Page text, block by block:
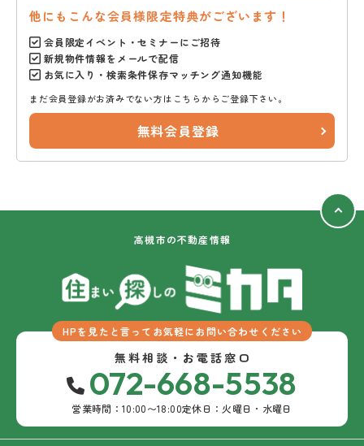
他にもこんな会員様限定特典がございます！
会員限定イベント・セミナーにご招待
新規物件情報をメールで配信
お気に入り・検索条件保存マッチング通知機能
まだ会員登録がお済みでない方はこちらからご登録下さい。
無料会員登録
高槻市の不動産情報
HPを見たと言ってお気軽にお問い合わせください
無料相談・お電話窓口
072-668-5538
営業時間：10:00〜18:00定休日：火曜日・水曜日